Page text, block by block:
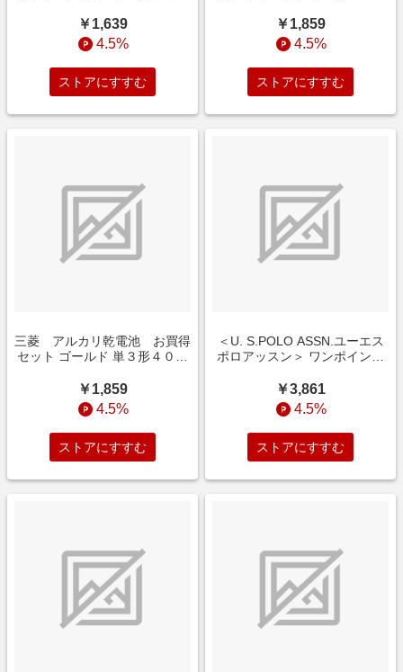
￥1,639
4.5%
ストアにすすむ
￥1,859
4.5%
ストアにすすむ
三菱 アルカリ乾電池 お買得
セット ゴールド 単３形４０本
￥1,859
4.5%
ストアにすすむ
＜U. S.POLO ASSN.ユーエス
ポロアッスン＞ ワンポイント
白 Ｌ レディース RANAN 秋号
あったかアイテム,体型カバー
ネット限定 ニット
￥3,861
4.5%
ストアにすすむ